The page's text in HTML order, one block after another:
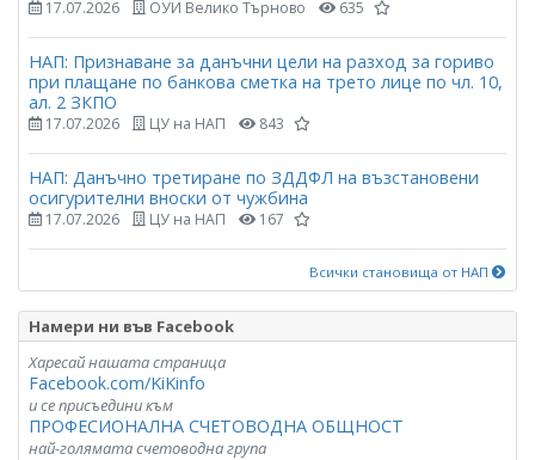
17.07.2026 ОУИ Велико Търново 635
НАП: Признаване за данъчни цели на разход за гориво
при плащане по банкова сметка на трето лице по чл. 10,
ал. 2 ЗКПО
17.07.2026 ЦУ на НАП 843
НАП: Данъчно третиране по ЗДДФЛ на възстановени
осигурителни вноски от чужбина
17.07.2026 ЦУ на НАП 167
Всички становища от НАП
Намери ни във Facebook
Харесай нашата страница
Facebook.com/KiKinfo
и се присъедини към
ПРОФЕСИОНАЛНА СЧЕТОВОДНА ОБЩНОСТ
най-голямата счетоводна група